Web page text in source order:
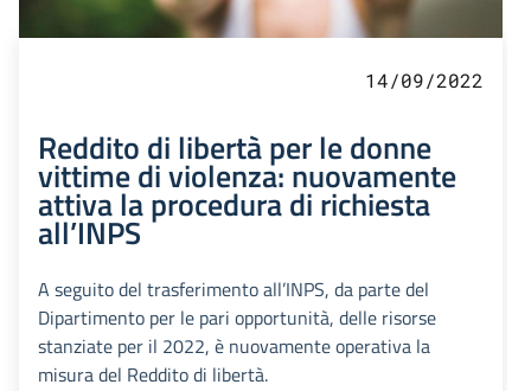
14/09/2022
Reddito di libertà per le donne
vittime di violenza: nuovamente
attiva la procedura di richiesta
all’INPS
A seguito del trasferimento all’INPS, da parte del
Dipartimento per le pari opportunità, delle risorse
stanziate per il 2022, è nuovamente operativa la
misura del Reddito di libertà.